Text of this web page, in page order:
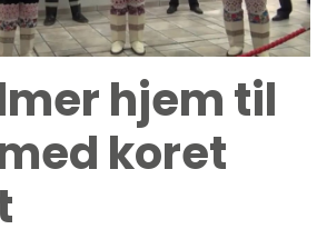
hjem til
koret